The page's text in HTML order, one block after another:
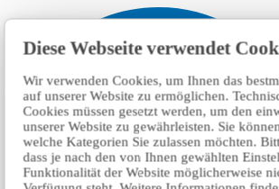
Diese Webseite verwendet
Wir verwenden Cookies, um Ihnen das
auf unserer Website zu ermöglichen.
Cookies müssen gesetzt werden, um den
unserer Website zu gewährleisten. Sie
welche Kategorien Sie zulassen möchten.
dass je nach den von Ihnen gewählten
Funktionalität der Website möglicherweise